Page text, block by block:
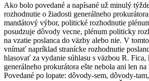
Ako bolo povedané a napísané už minulý
rozhodnutie o žiadosti generálneho
mandátový výbor, politické rozhodnutie
posudzuje dôvody vecne, plénum politicky
na vzatie poslanca do väzby alebo nie. V
vnímať napríklad stranícke rozhodnutie
hlasovať za vydanie súhlasu s väzbou R.
generálneho prokurátora ešte nebola ani len
Povedané po lopate: dôvody-sem, dôvody-